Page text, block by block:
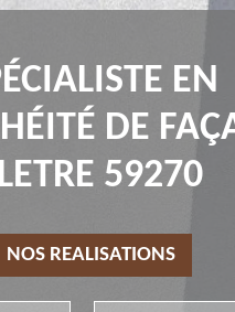
EN
DE
59270
NOS REALISATIONS